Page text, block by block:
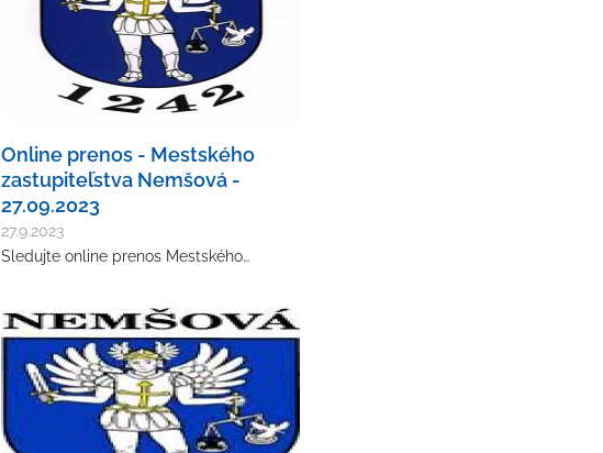
Online prenos - Mestského
zastupiteľstva Nemšová -
27.09.2023
27.9.2023
Sledujte online prenos Mestského…